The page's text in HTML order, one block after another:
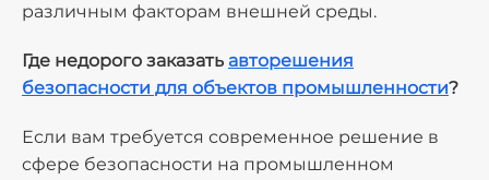
различным факторам внешней среды.
Где недорого заказать авторешения
безопасности для объектов промышленности?
Если вам требуется современное решение в
сфере безопасности на промышленном